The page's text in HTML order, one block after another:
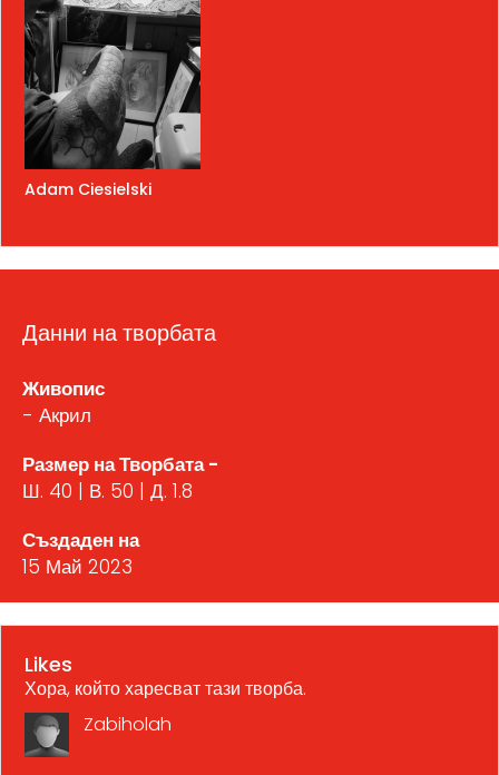
Adam Ciesielski
Данни на творбата
Живопис
- Акрил
Размер на Творбата -
Ш. 40 | В. 50 | Д. 1.8
Създаден на
15 Май 2023
Likes
Хора, който харесват тази творба.
Zabiholah